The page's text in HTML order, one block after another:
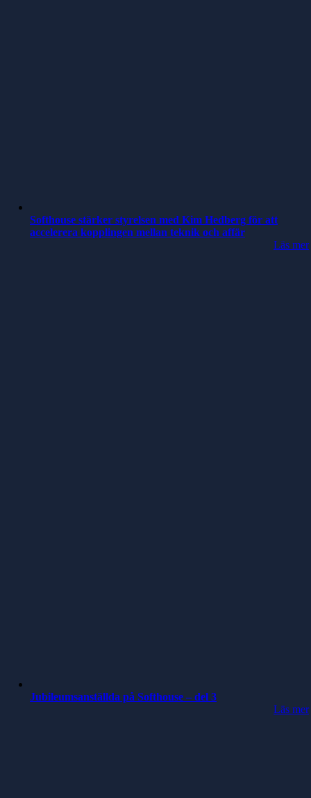
Softhouse stärker styrelsen med Kim Hedberg för att
accelerera kopplingen mellan teknik och affär
Läs mer
Jubileumsanställda på Softhouse – del 3
Läs mer